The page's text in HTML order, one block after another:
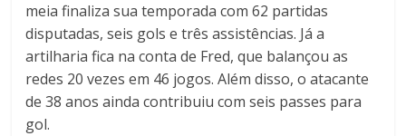
meia finaliza sua temporada com 62 partidas
disputadas, seis gols e três assistências. Já a
artilharia fica na conta de Fred, que balançou as
redes 20 vezes em 46 jogos. Além disso, o atacante
de 38 anos ainda contribuiu com seis passes para
gol.